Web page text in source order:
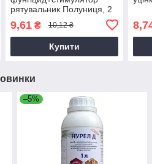
рятувальник Полуниця, 2
9,61₴ 10,12 ₴
Купити
–5%